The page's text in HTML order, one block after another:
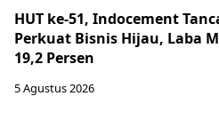
HUT ke-51, Indocement
Perkuat Bisnis Hijau, Laba
19,2 Persen
5 Agustus 2026